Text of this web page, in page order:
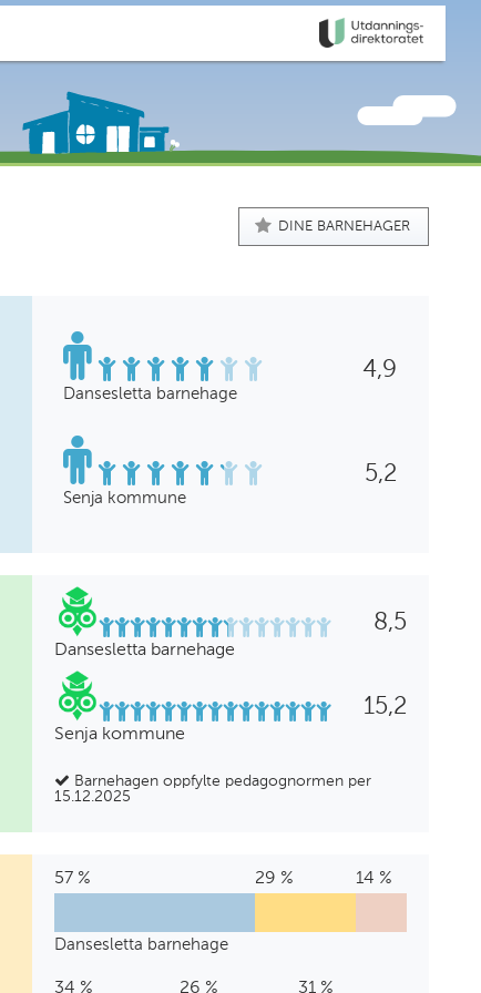
DINE BARNEHAGER
4,9
Dansesletta barnehage
5,2
Senja kommune
8,5
Dansesletta barnehage
15,2
Senja kommune
Barnehagen oppfylte pedagognormen per
15.12.2025
57 %
Barnehagelærer
0
%
Annen
pedagogisk
29 %
Barne-
og
0
%
Annen
høyere
0
%
Annen
14 %
Annen
bakgrunn
Dansesletta barnehageDansesletta
57
029
0014
34 %
Barnehagelærer1Annen
26 %
Barne-
Annen
Annen
31 %
Annen